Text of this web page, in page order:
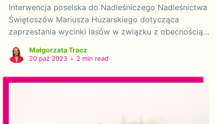
Interwencja poselska do Nadleśniczego Nadleśnictwa
Świętoszów Mariusza Huzarskiego dotycząca
zaprzestania wycinki lasów w związku z obecnością
Panie! Działając na podstawie art. 20 ustawy z dnia 9
(t. Dz. U. 2018 poz. 1799, z późń.
Małgorzata Tracz
20 paź 2023 • 2 min read